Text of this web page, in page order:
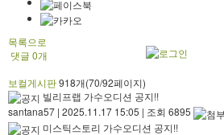
목록으로
댓글 0개
보컬게시판918개(70/92페이지)
빌리프랩 가수오디션 공지!!
santana57 | 2025.11.17 15:05 | 조회 6895
미스틱스토리 가수오디션 공지!!